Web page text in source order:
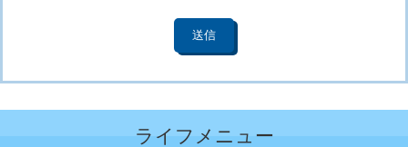
ライフメニュー